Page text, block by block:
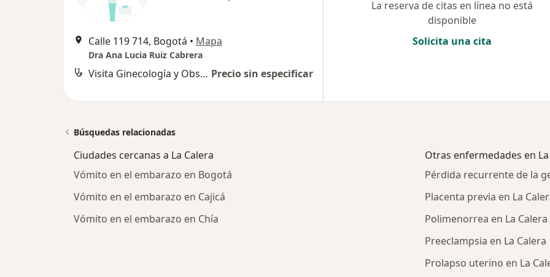
Calle 119 714, Bogotá • Mapa
Dra Ana Lucia Ruiz Cabrera
Visita Ginecología y Obstetrícia Precio sin especificar
La reserva de citas en línea no está
disponible
Solicita una cita
Búsquedas relacionadas
Ciudades cercanas a La Calera
Vómito en el embarazo en Bogotá
Vómito en el embarazo en Cajicá
Vómito en el embarazo en Chía
Otras enfermedades en
Pérdida recurrente de la
Placenta previa en La
Polimenorrea en La Calera
Preeclampsia en La Calera
Prolapso uterino en La